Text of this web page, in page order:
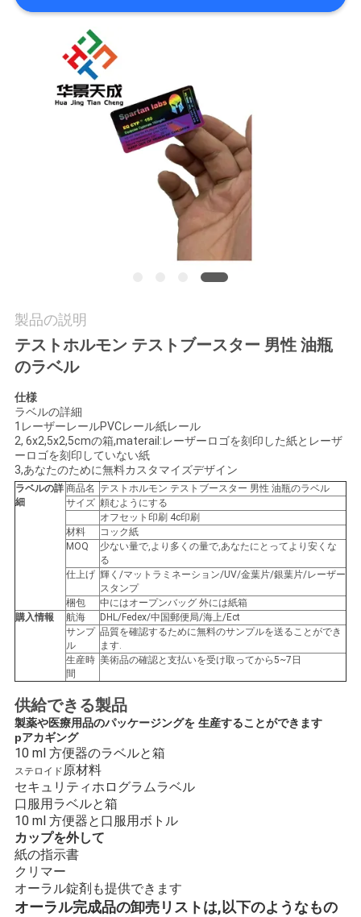
行
連
絡
し
な
さ
い
場
合
地
図
PRIVACY
POLICY
製品の説明
テストホルモン テストブースター 男性 油瓶
のラベル
仕様
ラベルの詳細
1レーザーレールPVCレール紙レール
2, 6x2,5x2,5cmの箱,materail:レーザーロゴを刻印した紙とレーザ
ーロゴを刻印していない紙
3,あなたのために無料カスタマイズデザイン
ラベルの詳
細
商品名
テストホルモン テストブースター 男性 油瓶のラベル
サイズ 頼むようにする
オフセット印刷 4c印刷
材料
コック紙
MOQ
少ない量で,より多くの量で,あなたにとってより安くな
る
仕上げ 輝く/マットラミネーション/UV/金葉片/銀葉片/レーザー
スタンプ
梱包
中にはオープンバッグ 外には紙箱
購入情報
航海
DHL/Fedex/中国郵便局/海上/Ect
サンプ
ル
品質を確認するために無料のサンプルを送ることができ
ます.
生産時
間
美術品の確認と支払いを受け取ってから5~7日
供給できる製品
製薬や医療用品のパッケージングを 生産することができます
pアカギング
10 ml 方便器のラベルと箱
ステロイド原材料
セキュリティホログラムラベル
口服用ラベルと箱
10 ml 方便器と口服用ボトル
カップを外して
紙の指示書
クリマー
オーラル錠剤も提供できます
オーラル完成品の卸売リストは,以下のようなもの